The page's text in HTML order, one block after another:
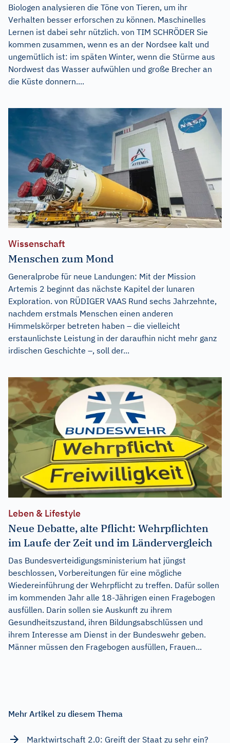
Biologen analysieren die Töne von Tieren, um ihr
Verhalten besser erforschen zu können. Maschinelles
Lernen ist dabei sehr nützlich. von TIM SCHRÖDER Sie
kommen zusammen, wenn es an der Nordsee kalt und
ungemütlich ist: im späten Winter, wenn die Stürme aus
Nordwest das Wasser aufwühlen und große Brecher an
die Küste donnern....
Wissenschaft
Menschen zum Mond
Generalprobe für neue Landungen: Mit der Mission
Artemis 2 beginnt das nächste Kapitel der lunaren
Exploration. von RÜDIGER VAAS Rund sechs Jahrzehnte,
nachdem erstmals Menschen einen anderen
Himmelskörper betreten haben – die vielleicht
erstaunlichste Leistung in der daraufhin nicht mehr ganz
irdischen Geschichte –, soll der...
Leben & Lifestyle
Neue Debatte, alte Pflicht: Wehrpflichten
im Laufe der Zeit und im Ländervergleich
Das Bundesverteidigungsministerium hat jüngst
beschlossen, Vorbereitungen für eine mögliche
Wiedereinführung der Wehrpflicht zu treffen. Dafür sollen
im kommenden Jahr alle 18-Jährigen einen Fragebogen
ausfüllen. Darin sollen sie Auskunft zu ihrem
Gesundheitszustand, ihren Bildungsabschlüssen und
ihrem Interesse am Dienst in der Bundeswehr geben.
Männer müssen den Fragebogen ausfüllen, Frauen...
Mehr Artikel zu diesem Thema
Marktwirtschaft 2.0: Greift der Staat zu sehr ein?